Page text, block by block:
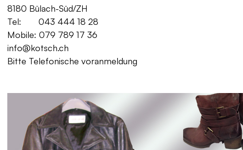
8180 Bülach-Süd/ZH
Tel: 043 444 18 28
Mobile: 079 789 17 36
info@kotsch.ch
Bitte Telefonische voranmeldung
Gratis Lieferung für